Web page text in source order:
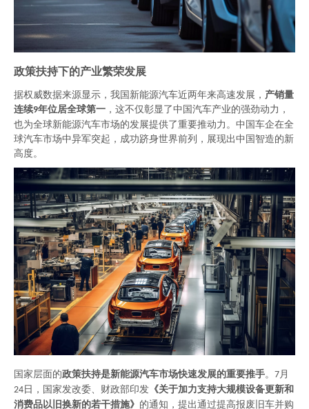
政策扶持下的产业繁荣发展
据权威数据来源显示，我国新能源汽车近两年来高速发展， 产销量
连续9年位居全球第一 ，这不仅彰显了中国汽车产业的强劲动力，
也为全球新能源汽车市场的发展提供了重要推动力。中国车企在全
球汽车市场中异军突起，成功跻身世界前列，展现出中国智造的新
高度。
国家层面的政策扶持是新能源汽车市场快速发展的重要推手。 7 月
24日， 国家发改委、财政部印发 《关于加力支持大规模设备更新和
消费品以旧换新的若干措施》 的通知， 提出通过提高报废旧车并购